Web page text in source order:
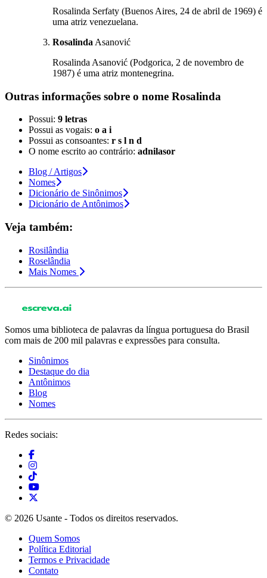
Rosalinda Serfaty (Buenos Aires, 24 de abril de 1969) é
uma atriz venezuelana.
Rosalinda Asanović
Rosalinda Asanović (Podgorica, 2 de novembro de
1987) é uma atriz montenegrina.
Outras informações sobre o nome Rosalinda
Possui: 9 letras
Possui as vogais: o a i
Possui as consoantes: r s l n d
O nome escrito ao contrário: adnilasor
Blog / Artigos
Nomes
Dicionário de Sinônimos
Dicionário de Antônimos
Veja também:
Rosilândia
Roselândia
Mais Nomes
Somos uma biblioteca de palavras da língua portuguesa do Brasil
com mais de 200 mil palavras e expressões para consulta.
Sinônimos
Destaque do dia
Antônimos
Blog
Nomes
Redes sociais:
© 2026 Usante - Todos os direitos reservados.
Quem Somos
Política Editorial
Termos e Privacidade
Contato